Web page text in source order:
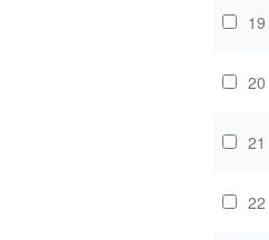
19
20
21
22